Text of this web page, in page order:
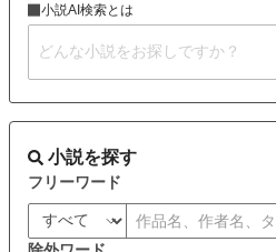
小説AI検索とは
小説を探す
フリーワード